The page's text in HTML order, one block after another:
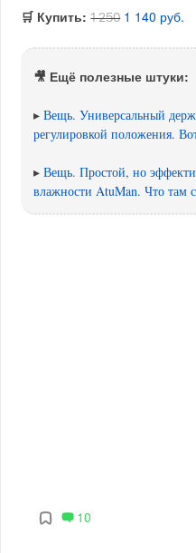
🛒 Купить: 1 250 1 140 руб.
🎥 Ещё полезные штуки:
▸Вещь. Универсальный
регулировкой положения.
▸Вещь. Простой, но
влажности AtuMan. Что там
10